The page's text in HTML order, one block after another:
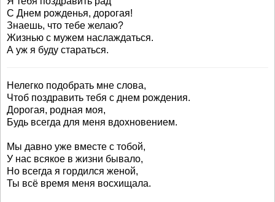
С Днем рожденья, дорогая!
Знаешь, что тебе желаю?
Жизнью с мужем наслаждаться.
А уж я буду стараться.
Нелегко подобрать мне слова,
Чтоб поздравить тебя с днем рождения.
Дорогая, родная моя,
Будь всегда для меня вдохновением.
Мы давно уже вместе с тобой,
У нас всякое в жизни бывало,
Но всегда я гордился женой,
Ты всё время меня восхищала.